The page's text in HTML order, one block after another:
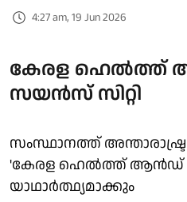
4:27 am, 19 Jun 2026
കേരള
സയൻസ് സിറ്റി
സംസ്ഥാനത്ത്
'കേരള ഹെൽത്ത് ആൻഡ്
യാഥാർത്ഥ്യമാക്കും